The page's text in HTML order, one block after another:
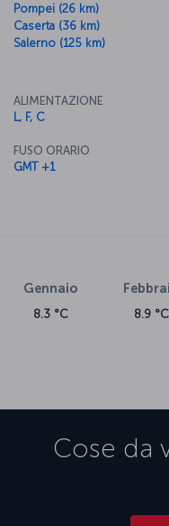
Pompei (26 km)
Caserta (36 km)
Salerno (125 km)
ALIMENTAZIONE
L, F, C
FUSO ORARIO
GMT +1
Gennaio
8.3 °C 8.9 °C
Cose da